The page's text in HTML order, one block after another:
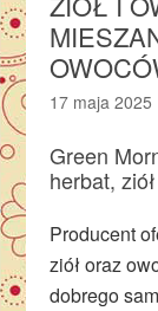
17 maja 2025
Green
herbat,
Producent
ziół oraz
dobrego